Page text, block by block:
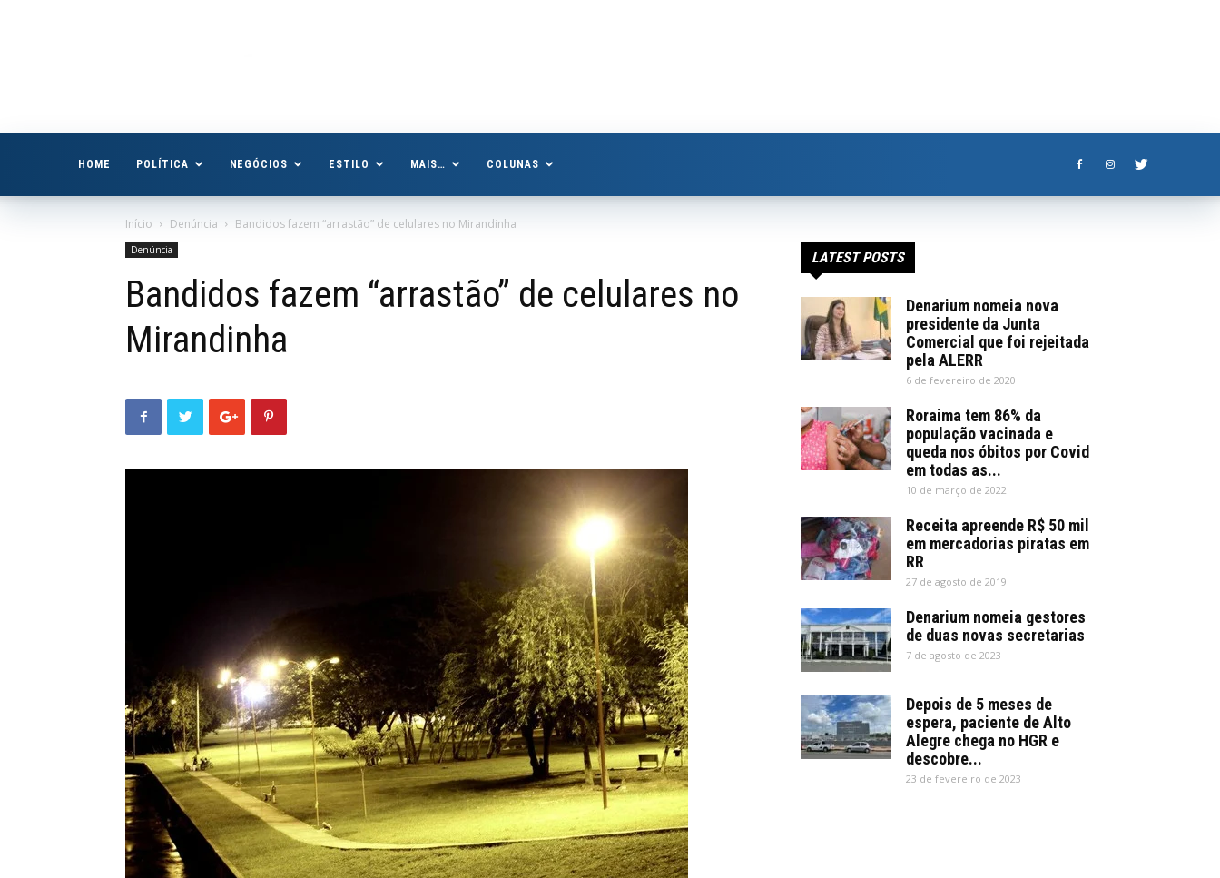
HOME POLÍTICA NEGÓCIOS ESTILO MAIS… COLUNAS
Início Denúncia Bandidos fazem “arrastão” de celulares no Mirandinha
Denúncia
Bandidos fazem “arrastão” de celulares no
Mirandinha
LATEST POSTS
Denarium nomeia nova
presidente da Junta
Comercial que foi rejeitada
pela ALERR
6 de fevereiro de 2020
Roraima tem 86% da
população vacinada e
queda nos óbitos por Covid
em todas as...
10 de março de 2022
Receita apreende R$ 50 mil
em mercadorias piratas em
RR
27 de agosto de 2019
Denarium nomeia gestores
de duas novas secretarias
7 de agosto de 2023
Depois de 5 meses de
espera, paciente de Alto
Alegre chega no HGR e
descobre...
23 de fevereiro de 2023